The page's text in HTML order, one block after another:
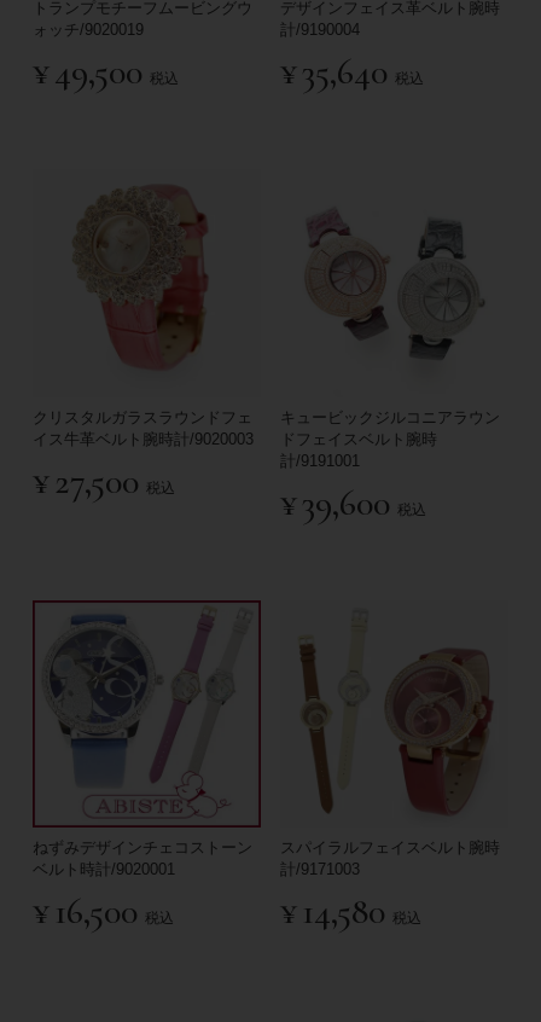
トランプモチーフムービングウ
ォッチ/9020019
¥49,500 税込
デザインフェイス革ベルト腕時
計/9190004
¥35,640 税込
クリスタルガラスラウンドフェ
イス牛革ベルト腕時計/9020003
¥27,500 税込
キュービックジルコニアラウン
ドフェイスベルト腕時
計/9191001
¥39,600 税込
ねずみデザインチェコストーン
ベルト時計/9020001
¥ 16,500 税込
スパイラルフェイスベルト腕時
計/9171003
¥ 14,580 税込